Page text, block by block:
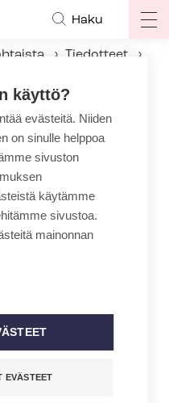
Haku
Tiedotteet
Julkisen
pitää
käyttö?
evästeitä. Niiden
on sinulle helppoa
sivuston
käytämme
sivustoa.
mainonnan
EVÄSTEET